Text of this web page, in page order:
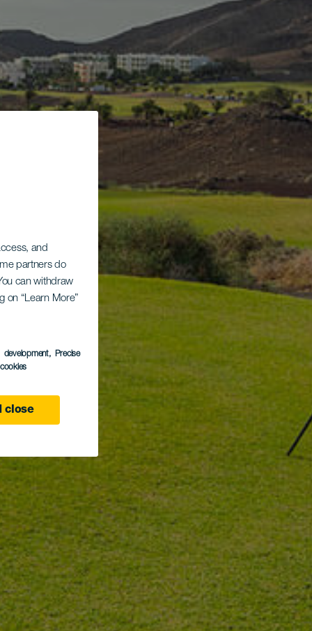
and
partners do
can withdraw
on “Learn More”
development, Precise
close